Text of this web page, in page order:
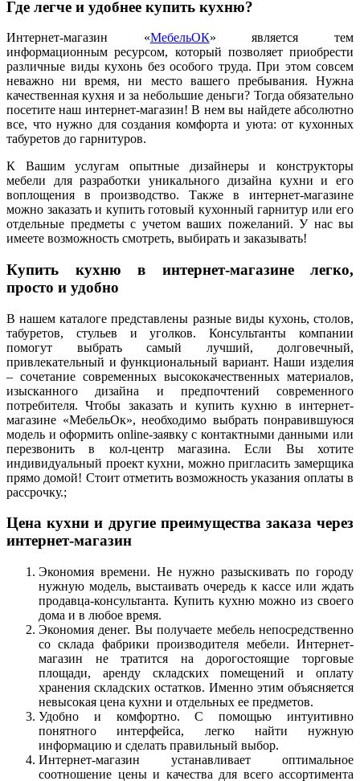
Где легче и удобнее купить кухню?
Интернет-магазин «МебельОК» является тем
информационным ресурсом, который позволяет приобрести
различные виды кухонь без особого труда. При этом совсем
неважно ни время, ни место вашего пребывания. Нужна
качественная кухня и за небольшие деньги? Тогда обязательно
посетите наш интернет-магазин! В нем вы найдете абсолютно
все, что нужно для создания комфорта и уюта: от кухонных
табуретов до гарнитуров.
К Вашим услугам опытные дизайнеры и конструкторы
мебели для разработки уникального дизайна кухни и его
воплощения в производство. Также в интернет-магазине
можно заказать и купить готовый кухонный гарнитур или его
отдельные предметы с учетом ваших пожеланий. У нас вы
имеете возможность смотреть, выбирать и заказывать!
Купить кухню в интернет-магазине легко,
просто и удобно
В нашем каталоге представлены разные виды кухонь, столов,
табуретов, стульев и уголков. Консультанты компании
помогут выбрать самый лучший, долговечный,
привлекательный и функциональный вариант. Наши изделия
– сочетание современных высококачественных материалов,
изысканного дизайна и предпочтений современного
потребителя. Чтобы заказать и купить кухню в интернет-
магазине «МебельОк», необходимо выбрать понравившуюся
модель и оформить online-заявку с контактными данными или
перезвонить в кол-центр магазина. Если Вы хотите
индивидуальный проект кухни, можно пригласить замерщика
прямо домой! Стоит отметить возможность указания оплаты в
рассрочку.;
Цена кухни и другие преимущества заказа через
интернет-магазин
Экономия времени. Не нужно разыскивать по городу
нужную модель, выстаивать очередь к кассе или ждать
продавца-консультанта. Купить кухню можно из своего
дома и в любое время.
Экономия денег. Вы получаете мебель непосредственно
со склада фабрики производителя мебели. Интернет-
магазин не тратится на дорогостоящие торговые
площади, аренду складских помещений и оплату
хранения складских остатков. Именно этим объясняется
невысокая цена кухни и отдельных ее предметов.
Удобно и комфортно. С помощью интуитивно
понятного интерфейса, легко найти нужную
информацию и сделать правильный выбор.
Интернет-магазин устанавливает оптимальное
соотношение цены и качества для всего ассортимента